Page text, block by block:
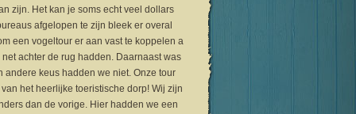
zijn. Het kan je soms echt veel dollars
afgelopen te zijn bleek er overal
een vogeltour er aan vast te koppelen a
achter de rug hadden. Daarnaast was
keus hadden we niet. Onze tour
het heerlijke toeristische dorp! Wij zijn
dan de vorige. Hier hadden we een